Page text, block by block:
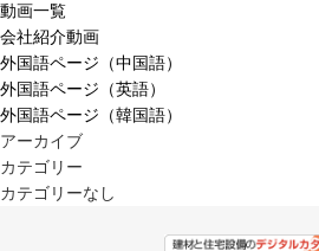
動画一覧
会社紹介動画
外国語ページ（中国語）
外国語ページ（英語）
外国語ページ（韓国語）
アーカイブ
カテゴリー
カテゴリーなし